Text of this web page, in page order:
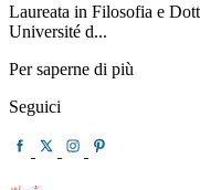
Laureata in Filosofia e
Université d...
Per saperne di più
Seguici